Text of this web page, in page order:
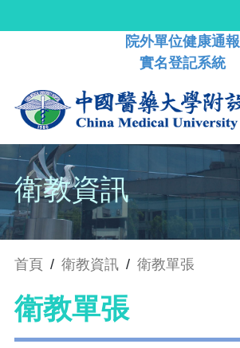
院外單位健康通報
實名登記系統
衛教資訊
首頁 / 衛教資訊 / 衛教單張
衛教單張